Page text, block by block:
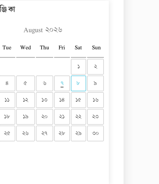
August ২০২৬
Tue Wed Thu Fri Sat Sun
১
২
৪ ৫ ৬ ৭ ৮
৯
১১ ১২ ১৩ ১৪ ১৫
১৬
১৮ ১৯ ২০ ২১ ২২
২৩
২৫ ২৬ ২৭ ২৮ ২৯
৩০